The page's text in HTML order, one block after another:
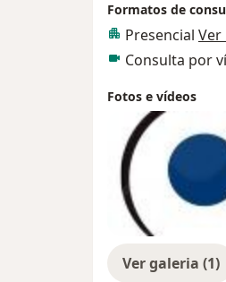
Formatos de
Presencial Ver
Consulta por
Fotos e vídeos
Ver galeria (1)